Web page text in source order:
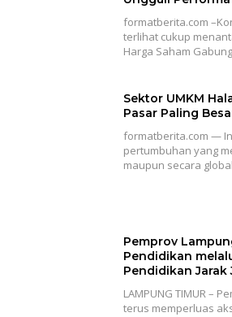
formatberita.com
terlihat cukup
Harga Saham
Sektor UMKM
Pasar Paling
formatberita.com —
pertumbuhan yang
maupun secara
Pemprov
Pendidikan
Pendidikan Jarak
LAMPUNG TIMUR –
terus memperluas